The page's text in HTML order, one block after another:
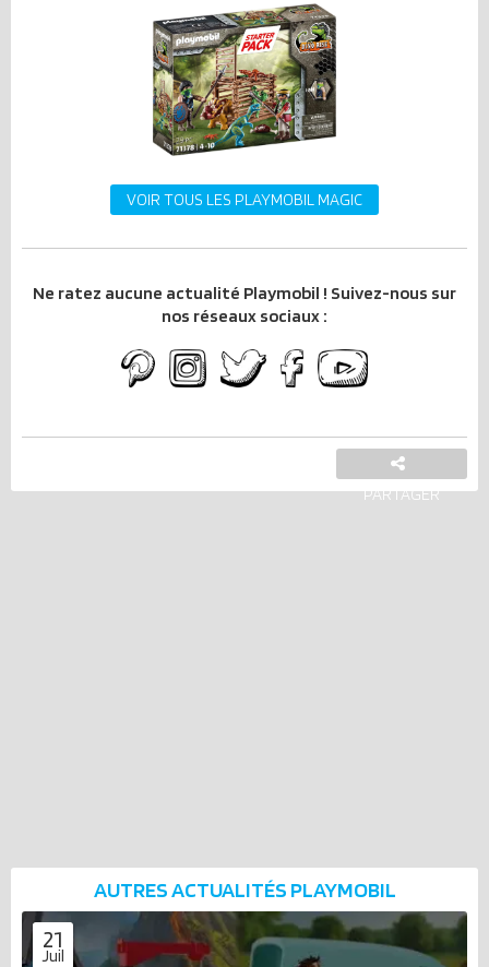
VOIR TOUS LES PLAYMOBIL MAGIC
Ne ratez aucune actualité Playmobil ! Suivez-nous sur
nos réseaux sociaux :
PARTAGER
AUTRES ACTUALITÉS PLAYMOBIL
21
Juil